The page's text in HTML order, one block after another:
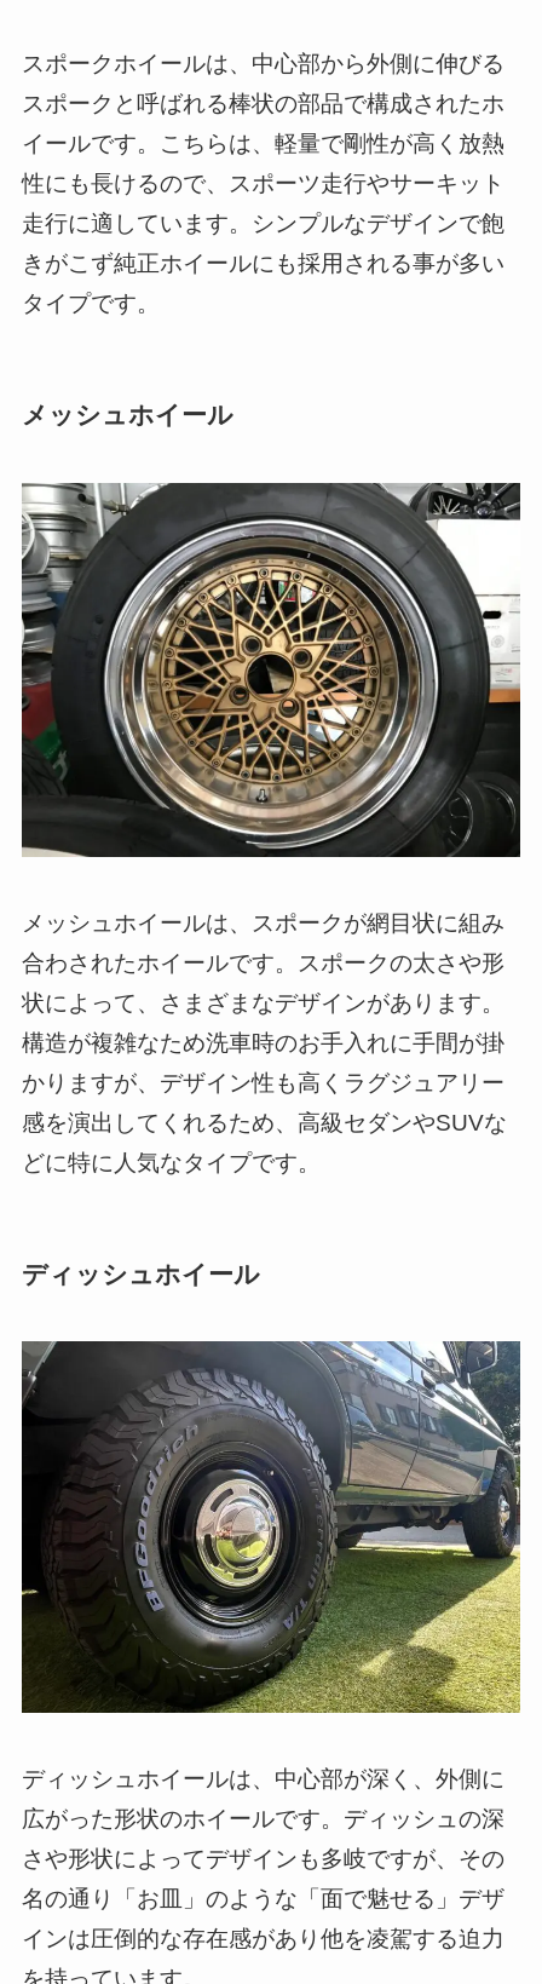
スポークホイールは、中心部から外側に伸びる
スポークと呼ばれる棒状の部品で構成されたホ
イールです。こちらは、軽量で剛性が高く放熱
性にも長けるので、スポーツ走行やサーキット
走行に適しています。シンプルなデザインで飽
きがこず純正ホイールにも採用される事が多い
タイプです。
メッシュホイール
メッシュホイールは、スポークが網目状に組み
合わされたホイールです。スポークの太さや形
状によって、さまざまなデザインがあります。
構造が複雑なため洗車時のお手入れに手間が掛
かりますが、デザイン性も高くラグジュアリー
感を演出してくれるため、高級セダンやSUVな
どに特に人気なタイプです。
ディッシュホイール
ディッシュホイールは、中心部が深く、外側に
広がった形状のホイールです。ディッシュの深
さや形状によってデザインも多岐ですが、その
名の通り「お皿」のような「面で魅せる」デザ
インは圧倒的な存在感があり他を凌駕する迫力
を持っています。